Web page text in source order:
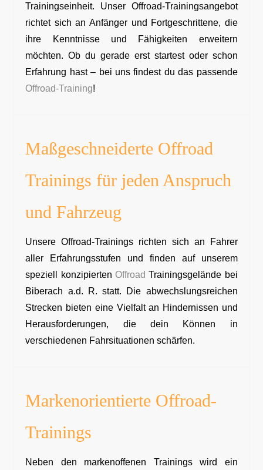
Trainingseinheit. Unser Offroad-Trainingsangebot
richtet sich an Anfänger und Fortgeschrittene, die
ihre Kenntnisse und Fähigkeiten erweitern
möchten. Ob du gerade erst startest oder schon
Erfahrung hast – bei uns findest du das passende
Offroad-Training!
Maßgeschneiderte Offroad
Trainings für jeden Anspruch
und Fahrzeug
Unsere Offroad-Trainings richten sich an Fahrer
aller Erfahrungsstufen und finden auf unserem
speziell konzipierten Offroad Trainingsgelände bei
Biberach a.d. R. statt. Die abwechslungsreichen
Strecken bieten eine Vielfalt an Hindernissen und
Herausforderungen, die dein Können in
verschiedenen Fahrsituationen schärfen.
Markenorientierte Offroad-
Trainings
Neben den markenoffenen Trainings wird ein